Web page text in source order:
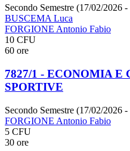
Secondo Semestre (17/02/2026
BUSCEMA Luca
FORGIONE Antonio Fabio
10 CFU
60 ore
7827/1 - ECONOMIA E
SPORTIVE
Secondo Semestre (17/02/2026
FORGIONE Antonio Fabio
5 CFU
30 ore